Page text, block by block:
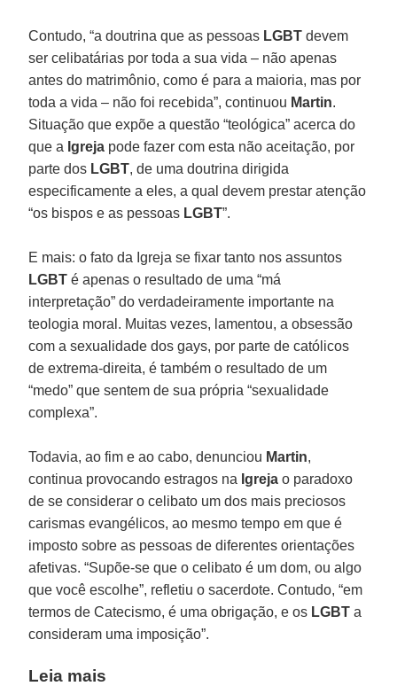
Contudo, “a doutrina que as pessoas LGBT devem
ser celibatárias por toda a sua vida – não apenas
antes do matrimônio, como é para a maioria, mas por
toda a vida – não foi recebida”, continuou Martin.
Situação que expõe a questão “teológica” acerca do
que a Igreja pode fazer com esta não aceitação, por
parte dos LGBT, de uma doutrina dirigida
especificamente a eles, a qual devem prestar atenção
“os bispos e as pessoas LGBT”.
E mais: o fato da Igreja se fixar tanto nos assuntos
LGBT é apenas o resultado de uma “má
interpretação” do verdadeiramente importante na
teologia moral. Muitas vezes, lamentou, a obsessão
com a sexualidade dos gays, por parte de católicos
de extrema-direita, é também o resultado de um
“medo” que sentem de sua própria “sexualidade
complexa”.
Todavia, ao fim e ao cabo, denunciou Martin,
continua provocando estragos na Igreja o paradoxo
de se considerar o celibato um dos mais preciosos
carismas evangélicos, ao mesmo tempo em que é
imposto sobre as pessoas de diferentes orientações
afetivas. “Supõe-se que o celibato é um dom, ou algo
que você escolhe”, refletiu o sacerdote. Contudo, “em
termos de Catecismo, é uma obrigação, e os LGBT a
consideram uma imposição”.
Leia mais